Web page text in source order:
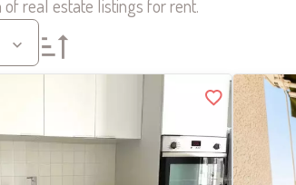
of real estate listings for rent.